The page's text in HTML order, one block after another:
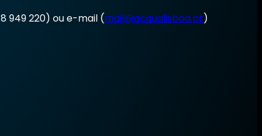
949 220) ou e-mail (mail@acqualisboa.pt)